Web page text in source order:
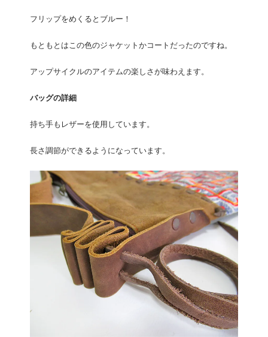
フリップをめくるとブルー！
もともとはこの色のジャケットかコートだったのですね。
アップサイクルのアイテムの楽しさが味わえます。
バッグの詳細
持ち手もレザーを使用しています。
長さ調節ができるようになっています。